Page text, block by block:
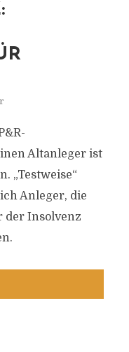
Altanleger ist
„Testweise“
Anleger, die
der Insolvenz